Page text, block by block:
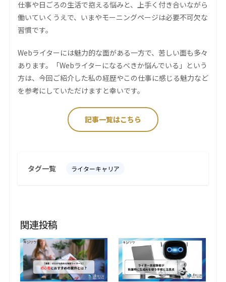
仕事や日ごろの生活で抱える悩みと、上手く付き合いながら
働いていくうえで、いまやモーニングページは必要不可欠な
習慣です。
Webライターには魅力的な面がある一方で、苦しい面も多々
あります。「Webライターになるべきか悩んでいる」という
方は、今回ご紹介した私の経歴やこの仕事に感じる魅力など
を参考にしていただけますと幸いです。
記事一覧はこちら
タグ一覧 ライターキャリア
関連投稿